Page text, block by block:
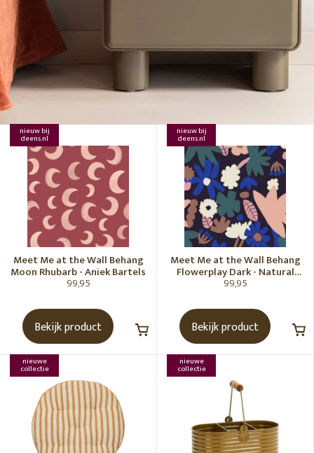
nieuw bij
deens.nl
Meet Me at the Wall Behang
Moon Rhubarb - Aniek Bartels
99,95
Bekijk product
nieuw bij
deens.nl
Meet Me at the Wall Behang
Flowerplay Dark - Natural
Noord
99,95
Bekijk product
nieuwe
collectie
nieuwe
collectie